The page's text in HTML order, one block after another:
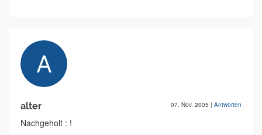
alter 07. Nov. 2005 | Antworten
Nachgeholt : !